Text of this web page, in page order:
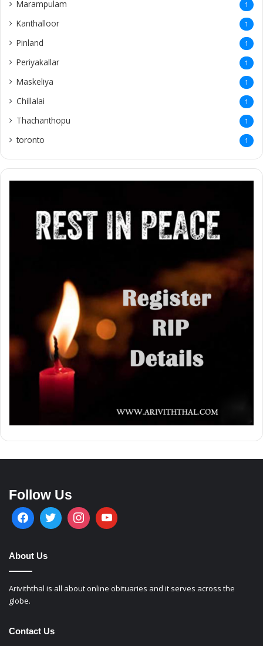
Marampulam 1
Kanthalloor 1
Pinland 1
Periyakallar 1
Maskeliya 1
Chillalai 1
Thachanthopu 1
toronto 1
Follow Us
About Us
Ariviththal is all about online obituaries and it serves across the
globe.
Contact Us